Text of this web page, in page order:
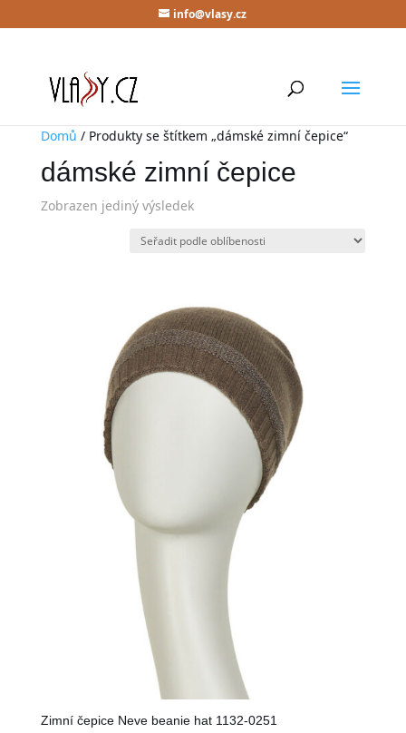
info@vlasy.cz
Domů / Produkty se štítkem „dámské zimní čepice“
dámské zimní čepice
Zobrazen jediný výsledek
Zimní čepice Neve beanie hat 1132-0251